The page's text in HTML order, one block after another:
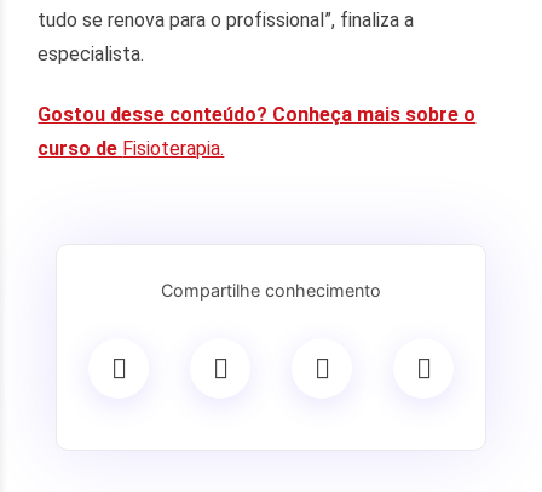
tudo se renova para o profissional”, finaliza a
especialista.
Gostou desse conteúdo? Conheça mais sobre o
curso de Fisioterapia.
Compartilhe conhecimento